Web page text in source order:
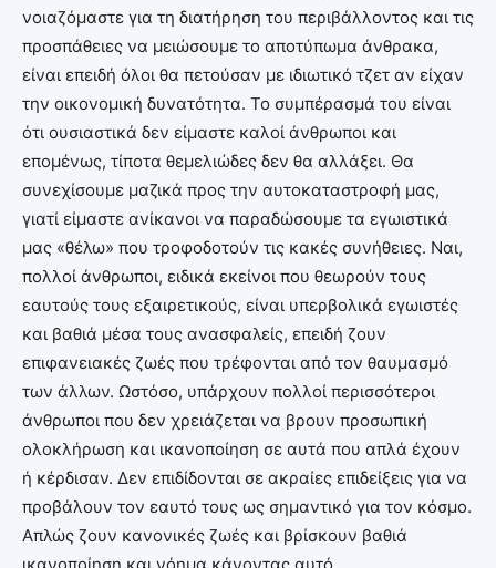
νοιαζόμαστε για τη διατήρηση του περιβάλλοντος και τις
προσπάθειες να μειώσουμε το αποτύπωμα άνθρακα,
είναι επειδή όλοι θα πετούσαν με ιδιωτικό τζετ αν είχαν
την οικονομική δυνατότητα. Το συμπέρασμά του είναι
ότι ουσιαστικά δεν είμαστε καλοί άνθρωποι και
επομένως, τίποτα θεμελιώδες δεν θα αλλάξει. Θα
συνεχίσουμε μαζικά προς την αυτοκαταστροφή μας,
γιατί είμαστε ανίκανοι να παραδώσουμε τα εγωιστικά
μας «θέλω» που τροφοδοτούν τις κακές συνήθειες. Ναι,
πολλοί άνθρωποι, ειδικά εκείνοι που θεωρούν τους
εαυτούς τους εξαιρετικούς, είναι υπερβολικά εγωιστές
και βαθιά μέσα τους ανασφαλείς, επειδή ζουν
επιφανειακές ζωές που τρέφονται από τον θαυμασμό
των άλλων. Ωστόσο, υπάρχουν πολλοί περισσότεροι
άνθρωποι που δεν χρειάζεται να βρουν προσωπική
ολοκλήρωση και ικανοποίηση σε αυτά που απλά έχουν
ή κέρδισαν. Δεν επιδίδονται σε ακραίες επιδείξεις για να
προβάλουν τον εαυτό τους ως σημαντικό για τον κόσμο.
Απλώς ζουν κανονικές ζωές και βρίσκουν βαθιά